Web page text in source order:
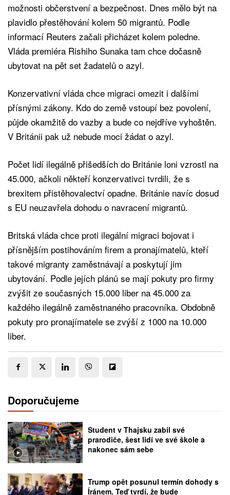
možnosti občerstvení a bezpečnost. Dnes mělo být na
plavidlo přestěhování kolem 50 migrantů. Podle
informací Reuters začali přicházet kolem poledne.
Vláda premiéra Rishiho Sunaka tam chce dočasně
ubytovat na pět set žadatelů o azyl.
Konzervativní vláda chce migraci omezit i dalšími
přísnými zákony. Kdo do země vstoupí bez povolení,
půjde okamžitě do vazby a bude co nejdříve vyhoštěn.
V Británii pak už nebude moci žádat o azyl.
Počet lidí ilegálně přišedších do Británie loni vzrostl na
45.000, ačkoli někteří konzervativci tvrdili, že s
brexitem přistěhovalectví opadne. Británie navíc dosud
s EU neuzavřela dohodu o navracení migrantů.
Britská vláda chce proti ilegální migraci bojovat i
přísnějším postihováním firem a pronajímatelů, kteří
takové migranty zaměstnávají a poskytují jim
ubytování. Podle jejích plánů se mají pokuty pro firmy
zvýšit ze současných 15.000 liber na 45.000 za
každého ilegálně zaměstnaného pracovníka. Obdobně
pokuty pro pronajímatele se zvýší z 1000 na 10.000
liber.
Doporučujeme
Student v Thajsku zabil své
prarodiče, šest lidí ve své škole a
nakonec sám sebe
Trump opět posunul termín dohody s
Íránem. Teď tvrdí, že bude